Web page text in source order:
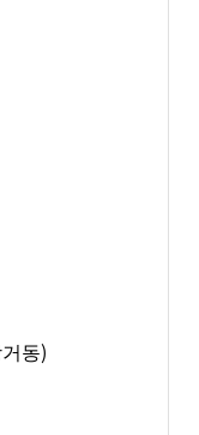
동)